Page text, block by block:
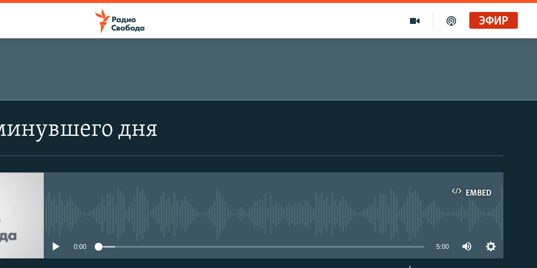
ЭФИР
дня
EMBED
0:00 5:00